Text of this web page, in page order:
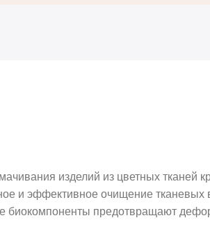
изделий из цветных
и эффективное очищение
предотвращают